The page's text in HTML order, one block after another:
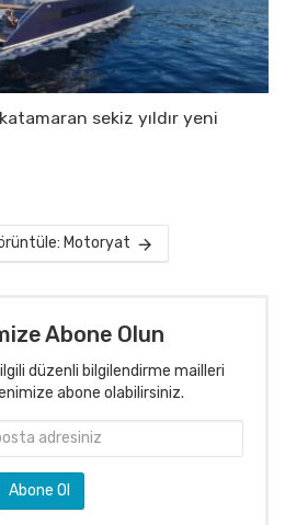
sekiz yıldır yeni
Motoryat
Abone Olun
düzenli bilgilendirme mailleri
abone olabilirsiniz.